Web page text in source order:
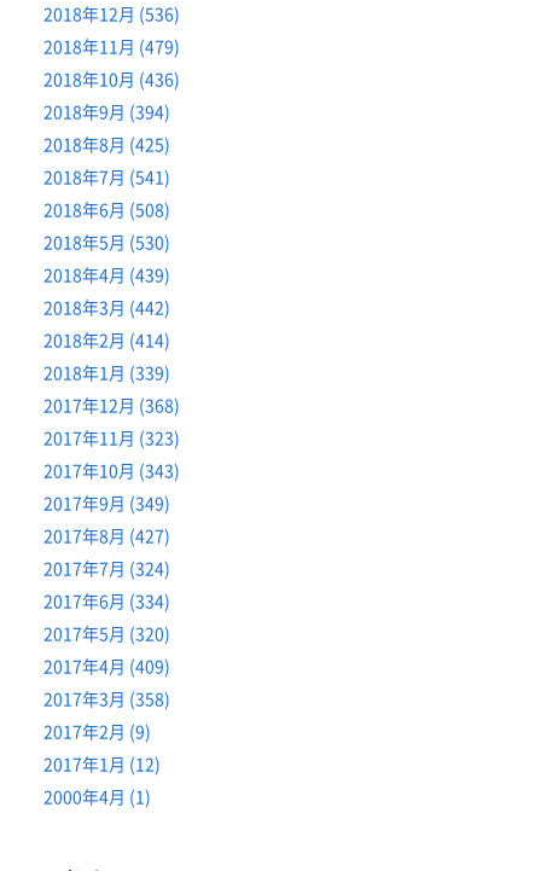
2018年12月 (536)
2018年11月 (479)
2018年10月 (436)
2018年9月 (394)
2018年8月 (425)
2018年7月 (541)
2018年6月 (508)
2018年5月 (530)
2018年4月 (439)
2018年3月 (442)
2018年2月 (414)
2018年1月 (339)
2017年12月 (368)
2017年11月 (323)
2017年10月 (343)
2017年9月 (349)
2017年8月 (427)
2017年7月 (324)
2017年6月 (334)
2017年5月 (320)
2017年4月 (409)
2017年3月 (358)
2017年2月 (9)
2017年1月 (12)
2000年4月 (1)